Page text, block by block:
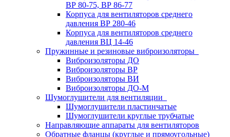
ВР 80-75, ВР 86-77
Корпуса для вентиляторов среднего
давления ВР 280-46
Корпуса для вентиляторов среднего
давления ВЦ 14-46
Пружинные и резиновые виброизоляторы
Виброизоляторы ДО
Виброизоляторы ВР
Виброизоляторы ВИ
Виброизоляторы ДО-М
Шумоглушители для вентиляции
Шумоглушители пластинчатые
Шумоглушители круглые трубчатые
Направляющие аппараты для вентиляторов
Обратные фланцы (круглые и прямоугольные)